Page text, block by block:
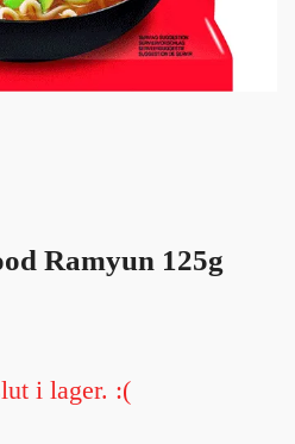
Ramyun 125g
i lager. :(